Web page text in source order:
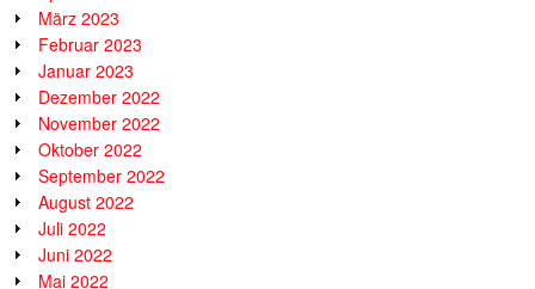
März 2023
Februar 2023
Januar 2023
Dezember 2022
November 2022
Oktober 2022
September 2022
August 2022
Juli 2022
Juni 2022
Mai 2022